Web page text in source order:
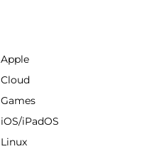
Apple
Cloud
Games
iOS/iPadOS
Linux